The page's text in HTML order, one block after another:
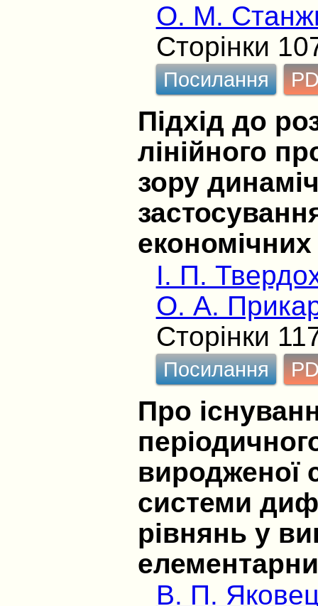
О. М.
Сторінки
Посилання
Підхід до
лінійного
зору
І. П.
О. А.
Сторінки
Посилання
Про
виродженої
системи
рівнянь у
В. П.